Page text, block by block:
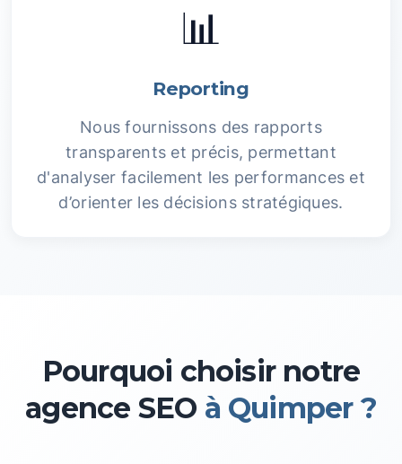
📊
Reporting
Nous fournissons des rapports
transparents et précis, permettant
d'analyser facilement les performances et
d’orienter les décisions stratégiques.
Pourquoi choisir notre
agence SEO à Quimper ?